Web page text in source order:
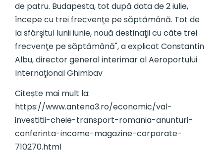
de patru. Budapesta, tot după data de 2 iulie,
începe cu trei frecvenţe pe săptămână. Tot de
la sfârşitul lunii iunie, nouă destinaţii cu câte trei
frecvenţe pe săptămână", a explicat Constantin
Albu, director general interimar al Aeroportului
Internaţional Ghimbav
Citește mai mult la:
https://www.antena3.ro/economic/val-
investitii-cheie-transport-romania-anunturi-
conferinta-income-magazine-corporate-
710270.html